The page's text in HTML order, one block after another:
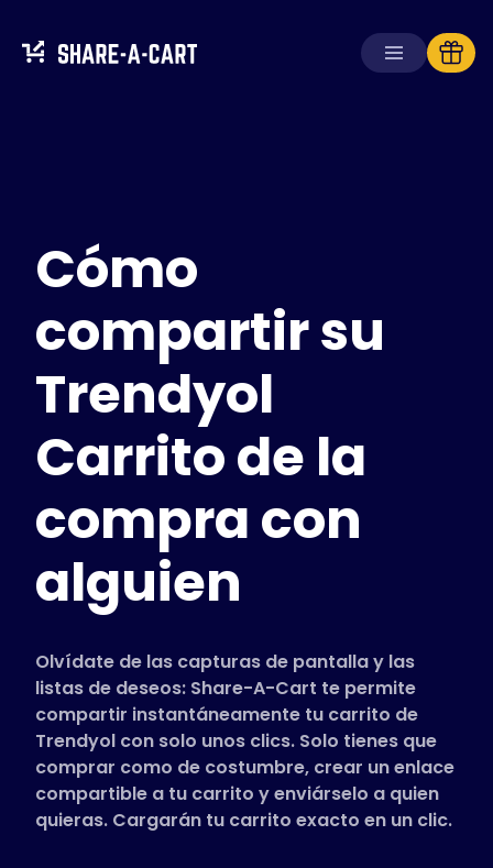
Para consumidores
Para escuelas
Para empresas
Obtén
Iniciar sesión
Tiendas compatibles
Guías de uso
Español (Spanish)
Cómo
compartir su
Trendyol
Carrito de la
compra con
alguien
Olvídate de las capturas de pantalla y las
listas de deseos: Share-A-Cart te permite
compartir instantáneamente tu carrito de
Trendyol con solo unos clics. Solo tienes que
comprar como de costumbre, crear un enlace
compartible a tu carrito y enviárselo a quien
quieras. Cargarán tu carrito exacto en un clic.